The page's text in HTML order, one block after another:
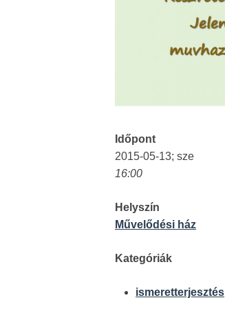
Időpont
2015-05-13; sze
16:00
Helyszín
Művelődési ház
Kategóriák
ismeretterjesztés